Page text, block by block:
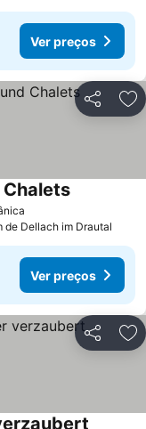
Ver preços
Partilhar
de Dellach im Drautal
Ver preços
Partilhar